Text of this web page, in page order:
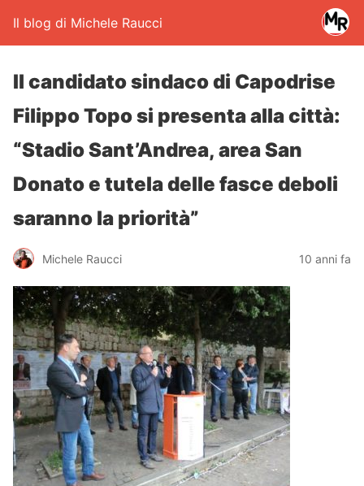
Il blog di Michele Raucci
Il candidato sindaco di Capodrise
Filippo Topo si presenta alla città:
“Stadio Sant’Andrea, area San
Donato e tutela delle fasce deboli
saranno la priorità”
Michele Raucci 10 anni fa